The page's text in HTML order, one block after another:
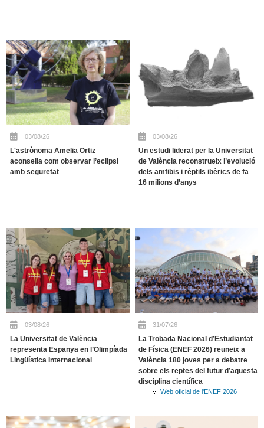
03/08/26
L'astrònoma Amelia Ortiz
aconsella com observar l’eclipsi
amb seguretat
03/08/26
Un estudi liderat per la Universitat
de València reconstrueix l’evolució
dels amfibis i rèptils ibèrics de fa
16 milions d’anys
03/08/26
La Universitat de València
representa Espanya en l’Olimpíada
Lingüística Internacional
31/07/26
La Trobada Nacional d’Estudiantat
de Física (ENEF 2026) reuneix a
València 180 joves per a debatre
sobre els reptes del futur d’aquesta
disciplina científica
Web oficial de l'ENEF 2026